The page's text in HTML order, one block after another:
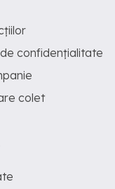
confidențialitate
colet